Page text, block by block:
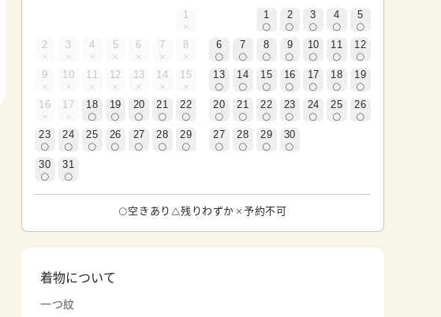
1
2 3 4 5 6 7 8
9 10 11 12 13 14 15
16 17 18 19 20 21 22
23 24 25 26 27 28 29
30 31
1
2 3 4 5
6 7 8 9 10 11 12
13 14 15 16 17 18 19
20 21 22 23 24 25 26
27 28 29 30
空きあり 残りわずか 予約不可
着物について
一つ紋